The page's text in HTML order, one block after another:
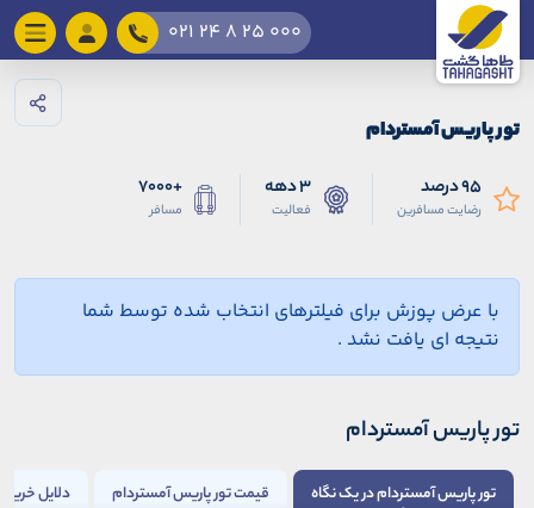
021 24 8 25 000
تور پاریس آمستردام
95 درصد
رضایت مسافرین
3 دهه
فعالیت
+7000
مسافر
با عرض پوزش برای فیلترهای انتخاب شده توسط شما
نتیجه ای یافت نشد .
تور پاریس آمستردام
تور پاریس آمستردام در یک نگاه قیمت تور پاریس آمستردام دلایل